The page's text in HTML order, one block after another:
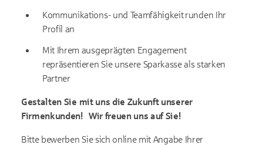
Kommunikations- und Teamfähigkeit runden Ihr
Profil an
Mit Ihrem ausgeprägten Engagement
repräsentieren Sie unsere Sparkasse als starken
Partner
Gestalten Sie mit uns die Zukunft unserer
Firmenkunden! Wir freuen uns auf Sie!
Bitte bewerben Sie sich online mit Angabe Ihrer